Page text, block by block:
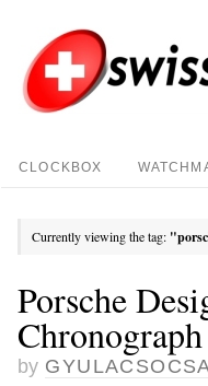
CLOCKBOX
Currently viewing the tag:
Porsche
Chronograph
by